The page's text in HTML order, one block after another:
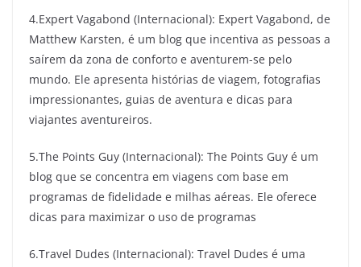
4.Expert Vagabond (Internacional): Expert Vagabond, de
Matthew Karsten, é um blog que incentiva as pessoas a
saírem da zona de conforto e aventurem-se pelo
mundo. Ele apresenta histórias de viagem, fotografias
impressionantes, guias de aventura e dicas para
viajantes aventureiros.
5.The Points Guy (Internacional): The Points Guy é um
blog que se concentra em viagens com base em
programas de fidelidade e milhas aéreas. Ele oferece
dicas para maximizar o uso de programas
6.Travel Dudes (Internacional): Travel Dudes é uma